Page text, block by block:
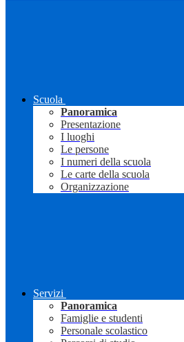
Scuola
Panoramica
Presentazione
I luoghi
Le persone
I numeri della scuola
Le carte della scuola
Organizzazione
Servizi
Panoramica
Famiglie e studenti
Personale scolastico